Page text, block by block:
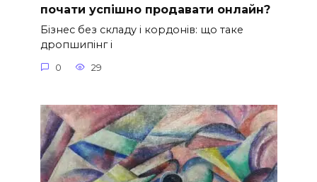
почати успішно продавати онлайн?
Бізнес без складу і кордонів: що таке
дропшипінг і
0 29